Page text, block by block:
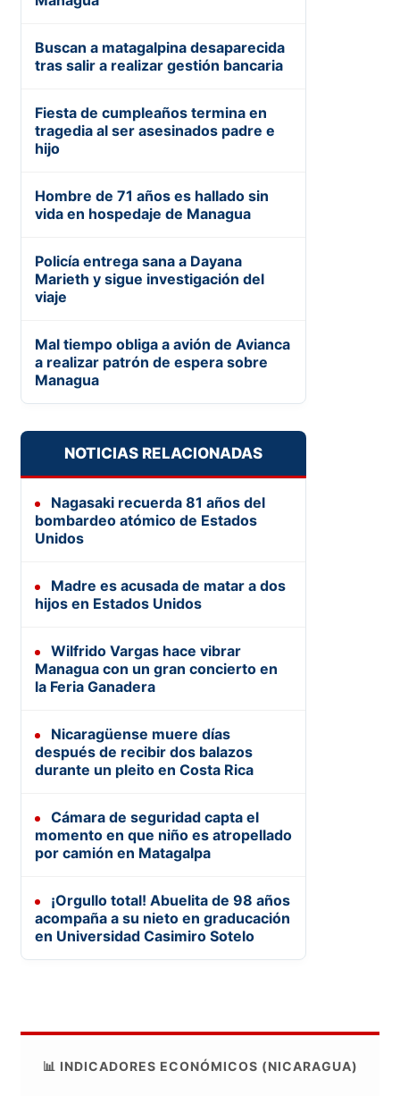
Buscan a matagalpina desaparecida
tras salir a realizar gestión bancaria
Fiesta de cumpleaños termina en
tragedia al ser asesinados padre e
hijo
Hombre de 71 años es hallado sin
vida en hospedaje de Managua
Policía entrega sana a Dayana
Marieth y sigue investigación del
viaje
Mal tiempo obliga a avión de Avianca
a realizar patrón de espera sobre
Managua
NOTICIAS RELACIONADAS
Nagasaki recuerda 81 años del
bombardeo atómico de Estados
Unidos
Madre es acusada de matar a dos
hijos en Estados Unidos
Wilfrido Vargas hace vibrar
Managua con un gran concierto en
la Feria Ganadera
Nicaragüense muere días
después de recibir dos balazos
durante un pleito en Costa Rica
Cámara de seguridad capta el
momento en que niño es atropellado
por camión en Matagalpa
¡Orgullo total! Abuelita de 98 años
acompaña a su nieto en graducación
en Universidad Casimiro Sotelo
📊 INDICADORES ECONÓMICOS (NICARAGUA)